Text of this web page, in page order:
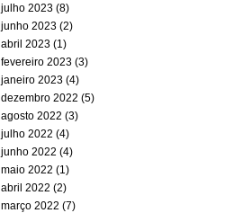
julho 2023 (8)
junho 2023 (2)
abril 2023 (1)
fevereiro 2023 (3)
janeiro 2023 (4)
dezembro 2022 (5)
agosto 2022 (3)
julho 2022 (4)
junho 2022 (4)
maio 2022 (1)
abril 2022 (2)
março 2022 (7)